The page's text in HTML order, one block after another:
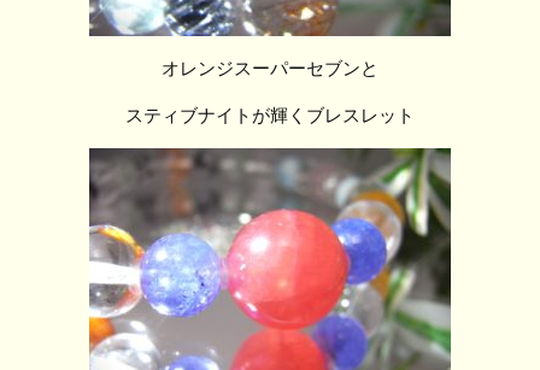
オレンジスーパーセブンと
スティブナイトが輝くブレスレット